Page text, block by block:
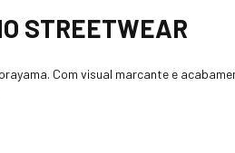
STREETWEAR
Com visual marcante e